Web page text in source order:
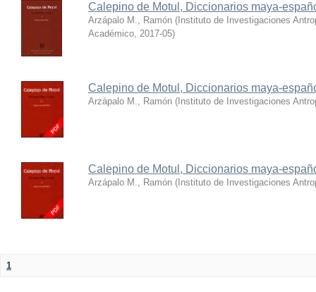
Calepino de Motul, Diccionarios maya-
Arzápalo M., Ramón ( Instituto de Investigaciones
Académico, 2017-05)
Calepino de Motul, Diccionarios maya-
Arzápalo M., Ramón ( Instituto de Investigaciones
Calepino de Motul, Diccionarios maya-
Arzápalo M., Ramón ( Instituto de Investigaciones
1